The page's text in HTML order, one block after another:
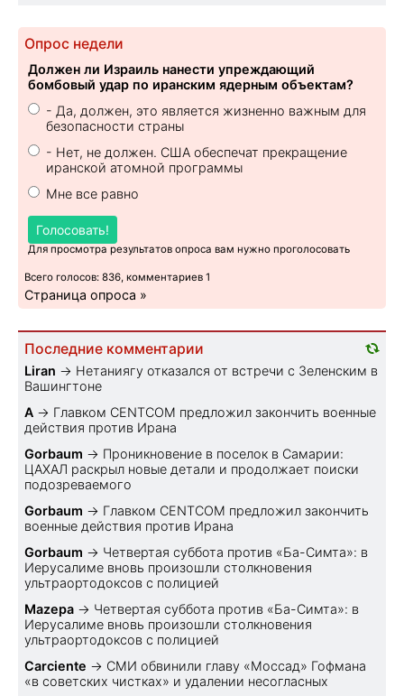
Опрос недели
Должен ли Израиль нанести упреждающий
бомбовый удар по иранским ядерным объектам?
- Да, должен, это является жизненно важным для
безопасности страны
- Нет, не должен. США обеспечат прекращение
иранской атомной программы
Мне все равно
Голосовать!
Для просмотра результатов опроса вам нужно проголосовать
Всего голосов: 836, комментариев 1
Страница опроса »
Последние комментарии
Liran → Нетаниягу отказался от встречи с Зеленским в
Вашингтоне
A → Главком CENTCOM предложил закончить военные
действия против Ирана
Gorbaum → Проникновение в поселок в Самарии:
ЦАХАЛ раскрыл новые детали и продолжает поиски
подозреваемого
Gorbaum → Главком CENTCOM предложил закончить
военные действия против Ирана
Gorbaum → Четвертая суббота против «Ба-Симта»: в
Иерусалиме вновь произошли столкновения
ультраортодоксов с полицией
Mazepa → Четвертая суббота против «Ба-Симта»: в
Иерусалиме вновь произошли столкновения
ультраортодоксов с полицией
Carciente → СМИ обвинили главу «Моссад» Гофмана
«в советских чистках» и удалении несогласных